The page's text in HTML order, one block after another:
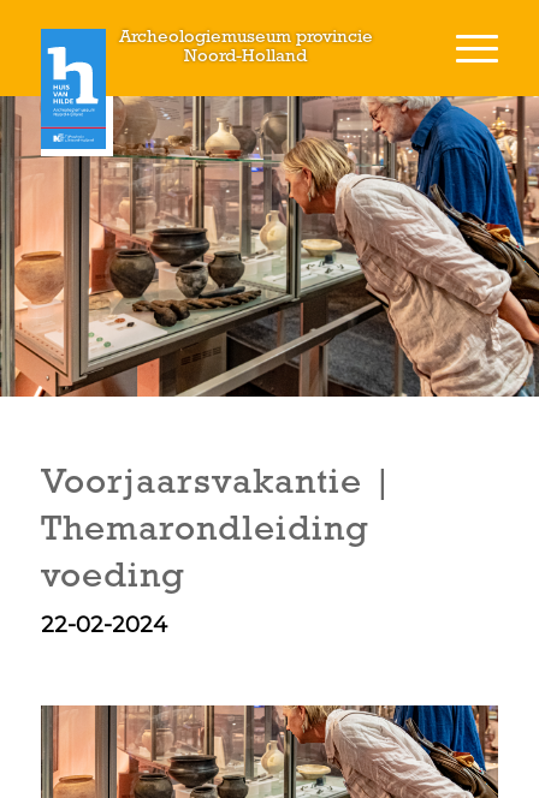
Archeologiemuseum provincie
Noord-Holland
Voorjaarsvakantie |
Themarondleiding
voeding
22-02-2024